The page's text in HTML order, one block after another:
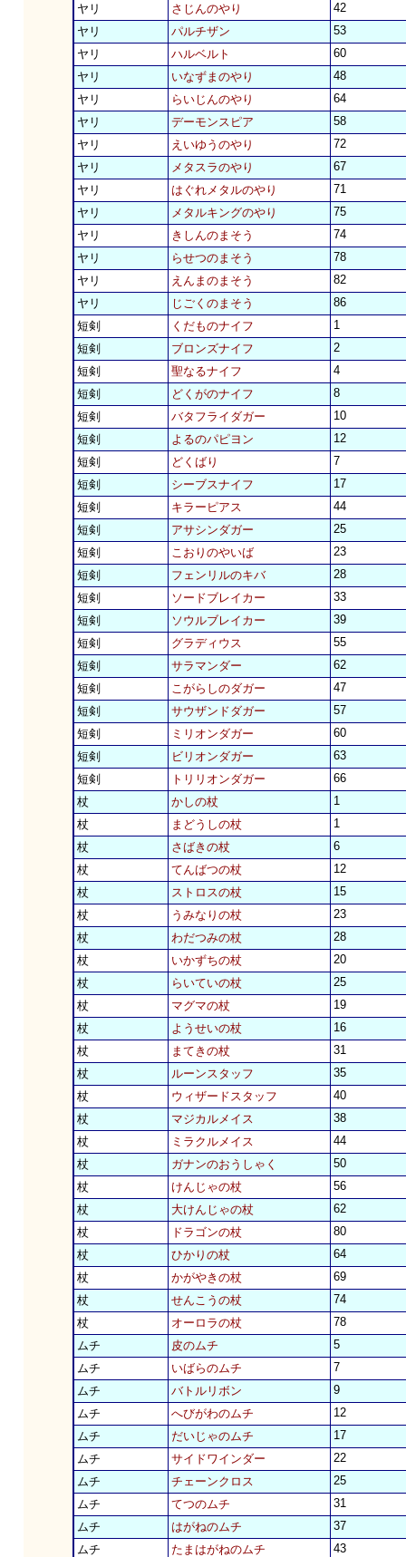
ヤリ
さじんのやり
42
ヤリ
パルチザン
53
ヤリ
ハルベルト
60
ヤリ
いなずまのやり
48
ヤリ
らいじんのやり
64
ヤリ
デーモンスピア
58
ヤリ
えいゆうのやり
72
ヤリ
メタスラのやり
67
ヤリ
はぐれメタルのやり
71
ヤリ
メタルキングのやり
75
ヤリ
きしんのまそう
74
ヤリ
らせつのまそう
78
ヤリ
えんまのまそう
82
ヤリ
じごくのまそう
86
短剣
くだものナイフ
1
短剣
ブロンズナイフ
2
短剣
聖なるナイフ
4
短剣
どくがのナイフ
8
短剣
バタフライダガー
10
短剣
よるのパピヨン
12
短剣
どくばり
7
短剣
シーブスナイフ
17
短剣
キラーピアス
44
短剣
アサシンダガー
25
短剣
こおりのやいば
23
短剣
フェンリルのキバ
28
短剣
ソードブレイカー
33
短剣
ソウルブレイカー
39
短剣
グラディウス
55
短剣
サラマンダー
62
短剣
こがらしのダガー
47
短剣
サウザンドダガー
57
短剣
ミリオンダガー
60
短剣
ビリオンダガー
63
短剣
トリリオンダガー
66
杖
かしの杖
1
杖
まどうしの杖
1
杖
さばきの杖
6
杖
てんばつの杖
12
杖
ストロスの杖
15
杖
うみなりの杖
23
杖
わだつみの杖
28
杖
いかずちの杖
20
杖
らいていの杖
25
杖
マグマの杖
19
杖
ようせいの杖
16
杖
まてきの杖
31
杖
ルーンスタッフ
35
杖
ウィザードスタッフ
40
杖
マジカルメイス
38
杖
ミラクルメイス
44
杖
ガナンのおうしゃく
50
杖
けんじゃの杖
56
杖
大けんじゃの杖
62
杖
ドラゴンの杖
80
杖
ひかりの杖
64
杖
かがやきの杖
69
杖
せんこうの杖
74
杖
オーロラの杖
78
ムチ
皮のムチ
5
ムチ
いばらのムチ
7
ムチ
バトルリボン
9
ムチ
へびがわのムチ
12
ムチ
だいじゃのムチ
17
ムチ
サイドワインダー
22
ムチ
チェーンクロス
25
ムチ
てつのムチ
31
ムチ
はがねのムチ
37
ムチ
たまはがねのムチ 43